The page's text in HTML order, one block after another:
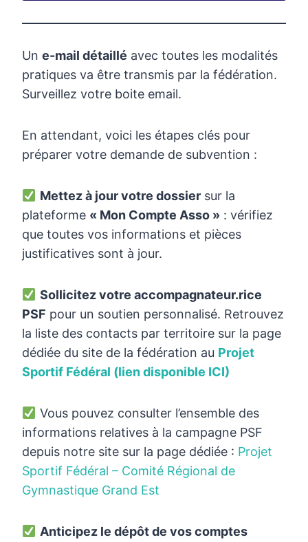
Un e-mail détaillé avec toutes les modalités
pratiques va être transmis par la fédération.
Surveillez votre boite email.
En attendant, voici les étapes clés pour
préparer votre demande de subvention :
Mettez à jour votre dossiersur la
plateforme « Mon Compte Asso » : vérifiez
que toutes vos informations et pièces
justificatives sont à jour.
Sollicitez votre accompagnateur.rice
PSF pour un soutien personnalisé. Retrouvez
la liste des contacts par territoire sur la page
dédiée du site de la fédération au Projet
Sportif Fédéral (lien disponible ICI)
Vous pouvez consulter l’ensemble des
informations relatives à la campagne PSF
depuis notre site sur la page dédiée : Projet
Sportif Fédéral – Comité Régional de
Gymnastique Grand Est
Anticipez le dépôt de vos comptes